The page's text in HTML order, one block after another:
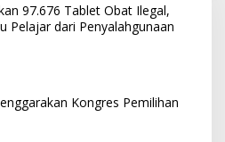
97.676 Tablet Obat Ilegal,
Pelajar dari Penyalahgunaan
Kongres Pemilihan